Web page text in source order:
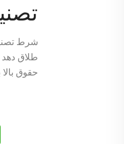
شرط
طلاق
حقوق